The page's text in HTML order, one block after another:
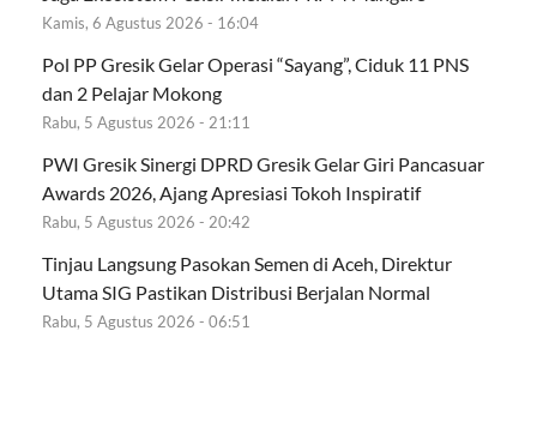
Kamis, 6 Agustus 2026 - 16:04
Pol PP Gresik Gelar Operasi “Sayang”, Ciduk 11 PNS
dan 2 Pelajar Mokong
Rabu, 5 Agustus 2026 - 21:11
PWI Gresik Sinergi DPRD Gresik Gelar Giri Pancasuar
Awards 2026, Ajang Apresiasi Tokoh Inspiratif
Rabu, 5 Agustus 2026 - 20:42
Tinjau Langsung Pasokan Semen di Aceh, Direktur
Utama SIG Pastikan Distribusi Berjalan Normal
Rabu, 5 Agustus 2026 - 06:51